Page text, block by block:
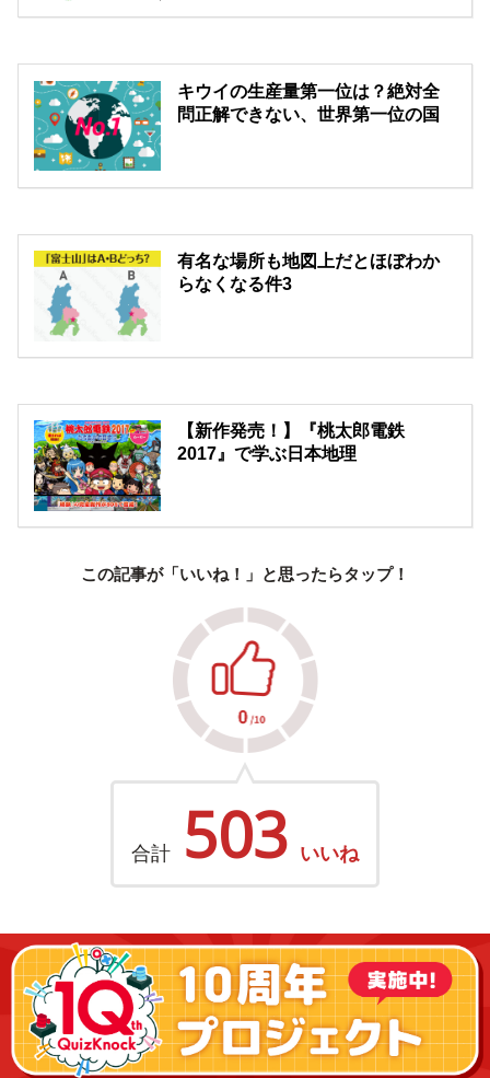
キウイの生産量第一位は？絶対全
問正解できない、世界第一位の国
有名な場所も地図上だとほぼわか
らなくなる件3
【新作発売！】『桃太郎電鉄
2017』で学ぶ日本地理
この記事が「いいね！」と思ったらタップ！
合計 503 いいね